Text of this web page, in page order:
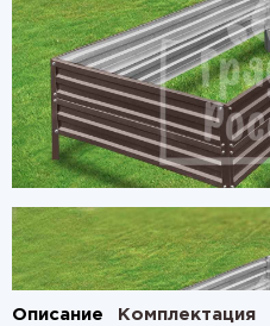
1 2
Описание Комплектация